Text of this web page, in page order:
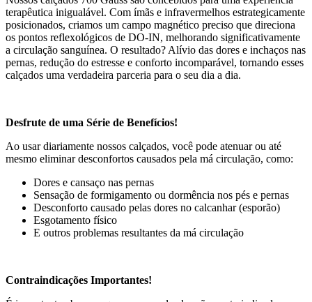
terapêutica inigualável. Com ímãs e infravermelhos estrategicamente
posicionados, criamos um campo magnético preciso que direciona
os pontos reflexológicos de DO-IN, melhorando significativamente
a circulação sanguínea. O resultado? Alívio das dores e inchaços nas
pernas, redução do estresse e conforto incomparável, tornando esses
calçados uma verdadeira parceria para o seu dia a dia.
Desfrute de uma Série de Benefícios!
Ao usar diariamente nossos calçados, você pode atenuar ou até
mesmo eliminar desconfortos causados pela má circulação, como:
Dores e cansaço nas pernas
Sensação de formigamento ou dormência nos pés e pernas
Desconforto causado pelas dores no calcanhar (esporão)
Esgotamento físico
E outros problemas resultantes da má circulação
Contraindicações Importantes!